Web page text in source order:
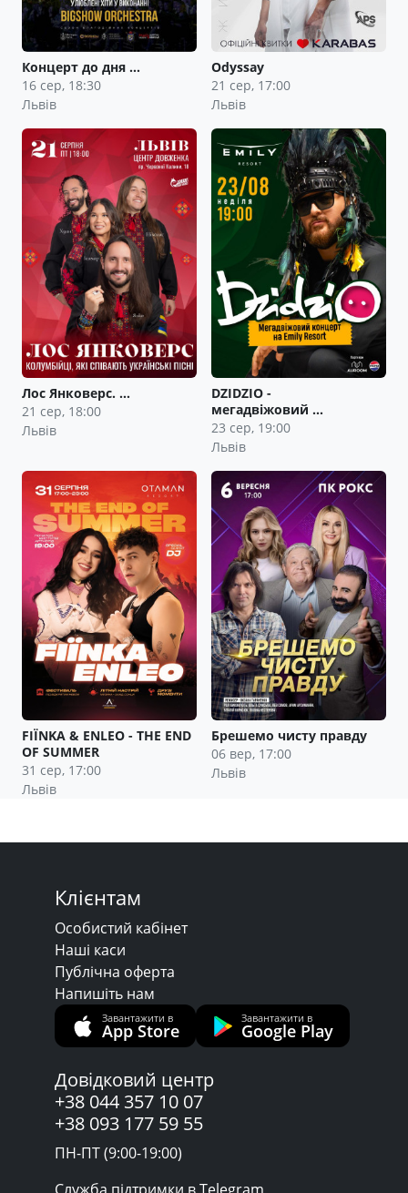
Концерт до дня …
16 сер, 18:30
Львів
Odyssay
21 сер, 17:00
Львів
Лос Янковерс. …
21 сер, 18:00
Львів
DZIDZIO -
мегадвіжовий …
23 сер, 19:00
Львів
FIЇNKA & ENLEO - THE END
OF SUMMER
31 сер, 17:00
Львів
Брешемо чисту правду
06 вер, 17:00
Львів
Клієнтам
Особистий кабінет
Наші каси
Публічна оферта
Напишіть нам
Завантажити в
App Store
Завантажити в
Google Play
Довідковий центр
+38 044 357 10 07
+38 093 177 59 55
ПН-ПТ (9:00-19:00)